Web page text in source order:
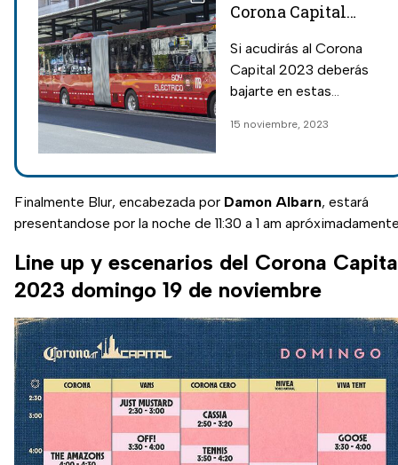
Corona Capital
público como
Metro CDMX,
RTP?
Si acudirás al Corona
Capital 2023 deberás
bajarte en estas
CDMX, Metrobús y
líneas que deberás
utilizar.
15 noviembre, 2023
Finalmente Blur, encabezada por Damon Albarn, estará
presentandose por la noche de 11:30 a 1 am
Line up y escenarios del Corona
2023 domingo 19 de noviembre